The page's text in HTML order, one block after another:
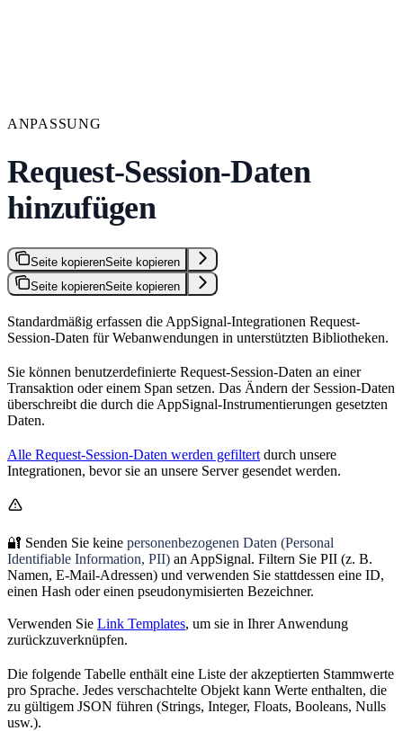
ANPASSUNG
Request-Session-Daten
hinzufügen
Seite kopierenSeite kopieren
Seite kopierenSeite kopieren
Standardmäßig erfassen die AppSignal-Integrationen Request-
Session-Daten für Webanwendungen in unterstützten Bibliotheken.
Sie können benutzerdefinierte Request-Session-Daten an einer
Transaktion oder einem Span setzen. Das Ändern der Session-Daten
überschreibt die durch die AppSignal-Instrumentierungen gesetzten
Daten.
Alle Request-Session-Daten werden gefiltert durch unsere
Integrationen, bevor sie an unsere Server gesendet werden.
🔐 Senden Sie keine personenbezogenen Daten (Personal
Identifiable Information, PII) an AppSignal. Filtern Sie PII (z. B.
Namen, E-Mail-Adressen) und verwenden Sie stattdessen eine ID,
einen Hash oder einen pseudonymisierten Bezeichner.
Verwenden Sie Link Templates, um sie in Ihrer Anwendung
zurückzuverknüpfen.
Die folgende Tabelle enthält eine Liste der akzeptierten Stammwerte
pro Sprache. Jedes verschachtelte Objekt kann Werte enthalten, die
zu gültigem JSON führen (Strings, Integer, Floats, Booleans, Nulls
usw.).